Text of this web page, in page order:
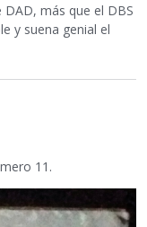
más que el DBS
y suena genial el
11.